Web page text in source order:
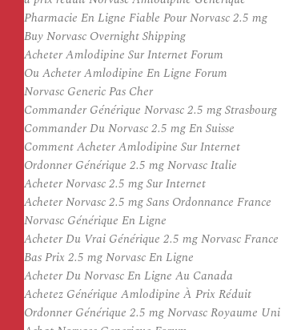
Pharmacie En Ligne Fiable Pour Norvasc 2.5 mg
Buy Norvasc Overnight Shipping
Acheter Amlodipine Sur Internet Forum
Ou Acheter Amlodipine En Ligne Forum
Norvasc Generic Pas Cher
Commander Générique Norvasc 2.5 mg Strasbourg
Commander Du Norvasc 2.5 mg En Suisse
Comment Acheter Amlodipine Sur Internet
Ordonner Générique 2.5 mg Norvasc Italie
Acheter Norvasc 2.5 mg Sur Internet
Acheter Norvasc 2.5 mg Sans Ordonnance France
Norvasc Générique En Ligne
Acheter Du Vrai Générique 2.5 mg Norvasc France
Bas Prix 2.5 mg Norvasc En Ligne
Acheter Du Norvasc En Ligne Au Canada
Achetez Générique Amlodipine À Prix Réduit
Ordonner Générique 2.5 mg Norvasc Royaume Uni